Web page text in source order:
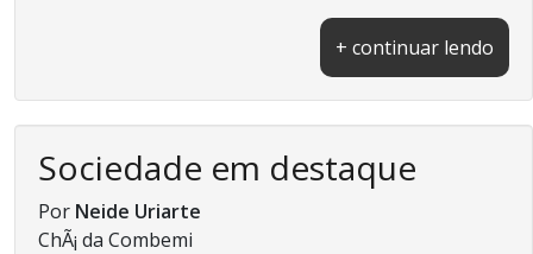
+ continuar lendo
Sociedade em destaque
Por Neide Uriarte
ChÃ¡ da Combemi